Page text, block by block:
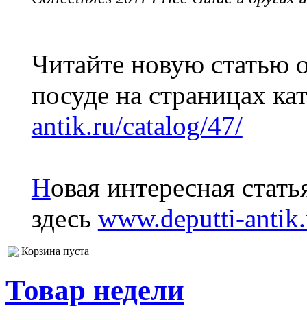
Читайте новую статью
посуде на страницах
antik.ru/catalog/47/
Новая интересная
здесь www.deputti-
Корзина пуста
Товар недели